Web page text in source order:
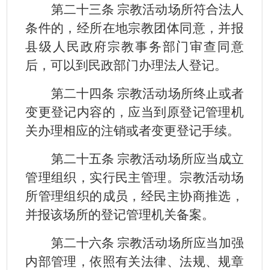
第二十三条 宗教活动场所符合法人
条件的，经所在地宗教团体同意，并报
县级人民政府宗教事务部门审查同意
后，可以到民政部门办理法人登记。
第二十四条 宗教活动场所终止或者
变更登记内容的，应当到原登记管理机
关办理相应的注销或者变更登记手续。
第二十五条 宗教活动场所应当成立
管理组织，实行民主管理。宗教活动场
所管理组织的成员，经民主协商推选，
并报该场所的登记管理机关备案。
第二十六条 宗教活动场所应当加强
内部管理，依照有关法律、法规、规章